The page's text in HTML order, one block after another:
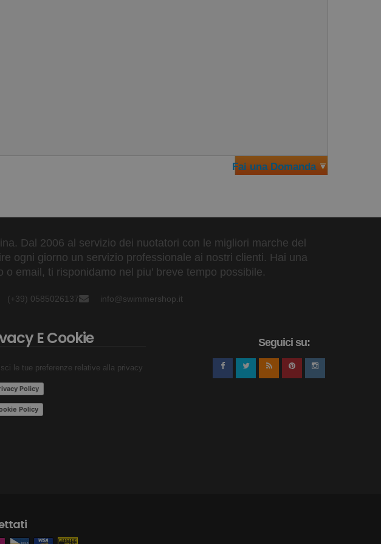
adatta saldamente alla testa, ma non la stringe troppo. È, quindi, più
Fai una Domanda
Dal 2006 al servizio dei nuotatori con le migliori marche del
ogni giorno un servizio professionale ai nostri clienti. Hai una
email, ti risponidamo nel piu' breve tempo possibile.
(+39) 0585026137 info@swimmershop.it
E Cookie
le tue preferenze relative alla privacy
Policy
Policy
Seguici su: